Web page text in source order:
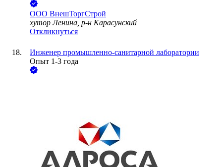
ООО ВнешТоргСтрой
хутор Ленина, р-н Карасунский
Откликнуться
Инженер промышленно-санитарной лаборатории
Опыт 1-3 года